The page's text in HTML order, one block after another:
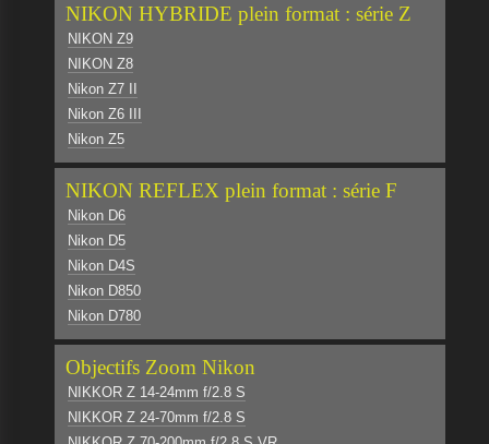
NIKON HYBRIDE plein format : série Z
NIKON Z9
NIKON Z8
Nikon Z7 II
Nikon Z6 III
Nikon Z5
NIKON REFLEX plein format : série F
Nikon D6
Nikon D5
Nikon D4S
Nikon D850
Nikon D780
Objectifs Zoom Nikon
NIKKOR Z 14-24mm f/2.8 S
NIKKOR Z 24-70mm f/2.8 S